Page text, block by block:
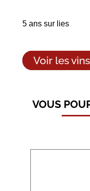
5 ans sur lies
Voir les
VOUS